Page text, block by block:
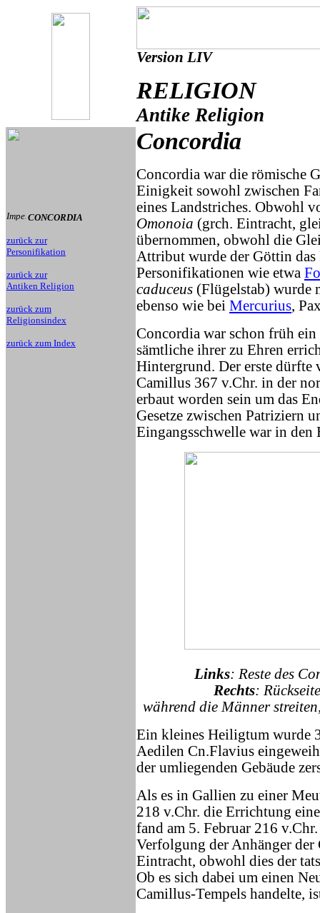
Version LIV
RELIGION
Antike Religion
CONCORDIA
zurück zur
Personifikation
zurück zur
Antiken Religion
zurück zum
Religionsindex
zurück zum Index
Concordia
Concordia war die römische
Einigkeit sowohl zwischen
eines Landstriches. Obwohl
Omonoia (grch. Eintracht,
übernommen, obwohl die
Attribut wurde der Göttin das
Personifikationen wie etwa
caduceus (Flügelstab) wurde
ebenso wie bei Mercurius,
Concordia war schon früh
sämtliche ihrer zu Ehren
Hintergrund. Der erste
Camillus 367 v.Chr. in der
erbaut worden sein um das
Gesetze zwischen Patriziern
Eingangsschwelle war in den
Links: Reste des
Rechts:
während die Männer
Ein kleines Heiligtum wurde
Aedilen Cn.Flavius
der umliegenden Gebäude
Als es in Gallien zu einer
218 v.Chr. die Errichtung
fand am 5. Februar 216
Verfolgung der Anhänger der
Eintracht, obwohl dies der
Ob es sich dabei um einen
Camillus-Tempels handelte,